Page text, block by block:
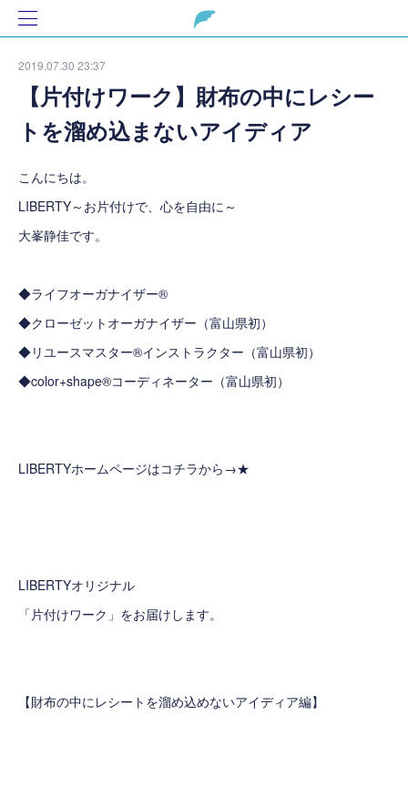
2019.07.30 23:37
【片付けワーク】財布の中にレシー
トを溜め込まないアイディア
こんにちは。
LIBERTY～お片付けで、心を自由に～
大峯静佳です。
◆ライフオーガナイザー®
◆クローゼットオーガナイザー（富山県初）
◆リユースマスター®インストラクター（富山県初）
◆color+shape®コーディネーター（富山県初）
LIBERTYホームページはコチラから→★
LIBERTYオリジナル
「片付けワーク」をお届けします。
【財布の中にレシートを溜め込めないアイディア編】